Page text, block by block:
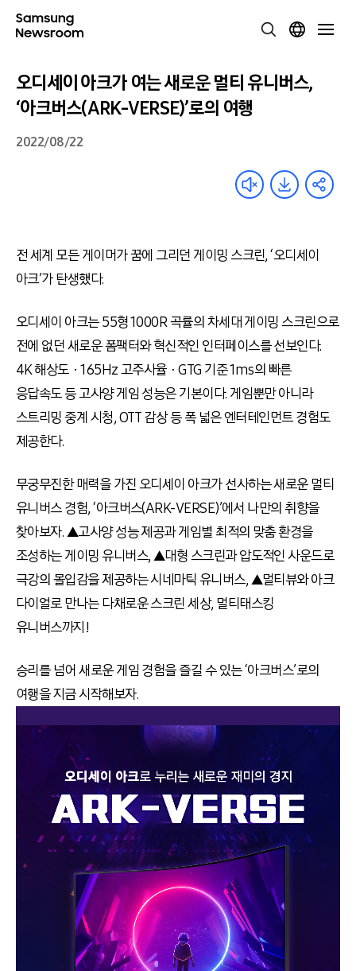
오디세이 아크가 여는 새로운 멀티 유니버스,
‘아크버스(ARK-VERSE)’로의 여행
2022/08/22
전 세계 모든 게이머가 꿈에 그리던 게이밍 스크린, ‘오디세이
아크’가 탄생했다.
오디세이 아크는 55형 1000R 곡률의 차세대 게이밍 스크린으로
전에 없던 새로운 폼팩터와 혁신적인 인터페이스를 선보인다.
4K 해상도ㆍ165Hz 고주사율ㆍGTG 기준 1ms의 빠른
응답속도 등 고사양 게임 성능은 기본이다. 게임뿐만 아니라
스트리밍 중계 시청, OTT 감상 등 폭 넓은 엔터테인먼트 경험도
제공한다.
무궁무진한 매력을 가진 오디세이 아크가 선사하는 새로운 멀티
유니버스 경험, ‘아크버스(ARK-VERSE)’에서 나만의 취향을
찾아보자. ▲고사양 성능 제공과 게임별 최적의 맞춤 환경을
조성하는 게이밍 유니버스, ▲대형 스크린과 압도적인 사운드로
극강의 몰입감을 제공하는 시네마틱 유니버스, ▲멀티뷰와 아크
다이얼로 만나는 다채로운 스크린 세상, 멀티태스킹
유니버스까지!
승리를 넘어 새로운 게임 경험을 즐길 수 있는 ‘아크버스’로의
여행을 지금 시작해보자.